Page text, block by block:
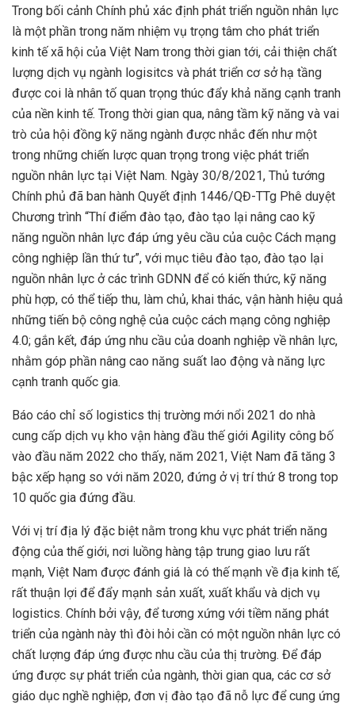
Trong bối cảnh Chính phủ xác định phát triển nguồn nhân lực
là một phần trong năm nhiệm vụ trọng tâm cho phát triển
kinh tế xã hội của Việt Nam trong thời gian tới, cải thiện chất
lượng dịch vụ ngành logisitcs và phát triển cơ sở hạ tầng
được coi là nhân tố quan trọng thúc đẩy khả năng cạnh tranh
của nền kinh tế. Trong thời gian qua, nâng tầm kỹ năng và vai
trò của hội đồng kỹ năng ngành được nhắc đến như một
trong những chiến lược quan trọng trong việc phát triển
nguồn nhân lực tại Việt Nam. Ngày 30/8/2021, Thủ tướng
Chính phủ đã ban hành Quyết định 1446/QĐ-TTg Phê duyệt
Chương trình “Thí điểm đào tạo, đào tạo lại nâng cao kỹ
năng nguồn nhân lực đáp ứng yêu cầu của cuộc Cách mạng
công nghiệp lần thứ tư”, với mục tiêu đào tạo, đào tạo lại
nguồn nhân lực ở các trình GDNN để có kiến thức, kỹ năng
phù hợp, có thể tiếp thu, làm chủ, khai thác, vận hành hiệu quả
những tiến bộ công nghệ của cuộc cách mạng công nghiệp
4.0; gắn kết, đáp ứng nhu cầu của doanh nghiệp về nhân lực,
nhằm góp phần nâng cao năng suất lao động và năng lực
cạnh tranh quốc gia.
Báo cáo chỉ số logistics thị trường mới nổi 2021 do nhà
cung cấp dịch vụ kho vận hàng đầu thế giới Agility công bố
vào đầu năm 2022 cho thấy, năm 2021, Việt Nam đã tăng 3
bậc xếp hạng so với năm 2020, đứng ở vị trí thứ 8 trong top
10 quốc gia đứng đầu.
Với vị trí địa lý đặc biệt nằm trong khu vực phát triển năng
động của thế giới, nơi luồng hàng tập trung giao lưu rất
mạnh, Việt Nam được đánh giá là có thế mạnh về địa kinh tế,
rất thuận lợi để đẩy mạnh sản xuất, xuất khẩu và dịch vụ
logistics. Chính bởi vậy, để tương xứng với tiềm năng phát
triển của ngành này thì đòi hỏi cần có một nguồn nhân lực có
chất lượng đáp ứng được nhu cầu của thị trường. Để đáp
ứng được sự phát triển của ngành, thời gian qua, các cơ sở
giáo dục nghề nghiệp, đơn vị đào tạo đã nỗ lực để cung ứng